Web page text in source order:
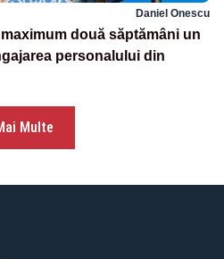
Daniel Onescu
două săptămâni un
personalului din
Multe